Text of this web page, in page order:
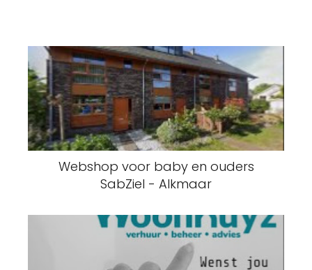
Webshop voor baby en ouders
SabZiel - Alkmaar